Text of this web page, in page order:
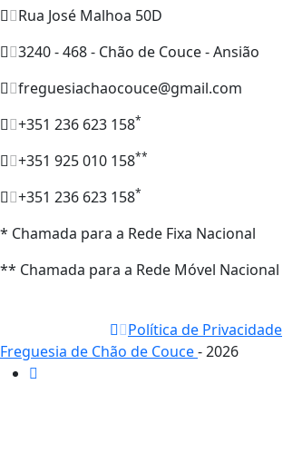
Rua José Malhoa 50D
3240 - 468 - Chão de Couce - Ansião
freguesiachaocouce@gmail.com
+351 236 623 158*
+351 925 010 158**
+351 236 623 158*
* Chamada para a Rede Fixa Nacional
** Chamada para a Rede Móvel Nacional
Política de Privacidade
Freguesia de Chão de Couce- 2026